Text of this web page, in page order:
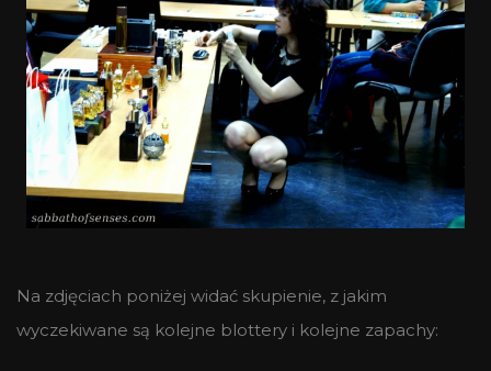
Na zdjęciach poniżej widać skupienie, z jakim
wyczekiwane są kolejne blottery i kolejne zapachy: